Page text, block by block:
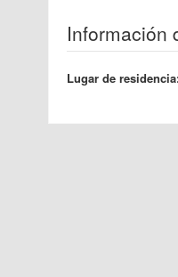
Información
Lugar de